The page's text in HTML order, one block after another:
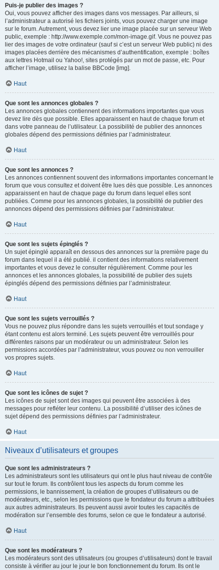
Puis-je publier des images ?
Oui, vous pouvez afficher des images dans vos messages. Par ailleurs, si
l’administrateur a autorisé les fichiers joints, vous pouvez charger une image
sur le forum. Autrement, vous devez lier une image placée sur un serveur Web
public, exemple : http://www.exemple.com/mon-image.gif. Vous ne pouvez pas
lier des images de votre ordinateur (sauf si c’est un serveur Web public) ni des
images placées derrière des mécanismes d’authentification, exemple : boîtes
aux lettres Hotmail ou Yahoo!, sites protégés par un mot de passe, etc. Pour
afficher l’image, utilisez la balise BBCode [img].
Haut
Que sont les annonces globales ?
Les annonces globales contiennent des informations importantes que vous
devez lire dès que possible. Elles apparaissent en haut de chaque forum et
dans votre panneau de l’utilisateur. La possibilité de publier des annonces
globales dépend des permissions définies par l’administrateur.
Haut
Que sont les annonces ?
Les annonces contiennent souvent des informations importantes concernant le
forum que vous consultez et doivent être lues dès que possible. Les annonces
apparaissent en haut de chaque page du forum dans lequel elles sont
publiées. Comme pour les annonces globales, la possibilité de publier des
annonces dépend des permissions définies par l’administrateur.
Haut
Que sont les sujets épinglés ?
Un sujet épinglé apparaît en dessous des annonces sur la première page du
forum dans lequel il a été publié. il contient des informations relativement
importantes et vous devez le consulter régulièrement. Comme pour les
annonces et les annonces globales, la possibilité de publier des sujets
épinglés dépend des permissions définies par l’administrateur.
Haut
Que sont les sujets verrouillés ?
Vous ne pouvez plus répondre dans les sujets verrouillés et tout sondage y
étant contenu est alors terminé. Les sujets peuvent être verrouillés pour
différentes raisons par un modérateur ou un administrateur. Selon les
permissions accordées par l’administrateur, vous pouvez ou non verrouiller
vos propres sujets.
Haut
Que sont les icônes de sujet ?
Les icônes de sujet sont des images qui peuvent être associées à des
messages pour refléter leur contenu. La possibilité d’utiliser des icônes de
sujet dépend des permissions définies par l’administrateur.
Haut
Niveaux d’utilisateurs et groupes
Que sont les administrateurs ?
Les administrateurs sont les utilisateurs qui ont le plus haut niveau de contrôle
sur tout le forum. Ils contrôlent tous les aspects du forum comme les
permissions, le bannissement, la création de groupes d’utilisateurs ou de
modérateurs, etc., selon les permissions que le fondateur du forum a attribuées
aux autres administrateurs. Ils peuvent aussi avoir toutes les capacités de
modération sur l’ensemble des forums, selon ce que le fondateur a autorisé.
Haut
Que sont les modérateurs ?
Les modérateurs sont des utilisateurs (ou groupes d’utilisateurs) dont le travail
consiste à vérifier au jour le jour le bon fonctionnement du forum. Ils ont le